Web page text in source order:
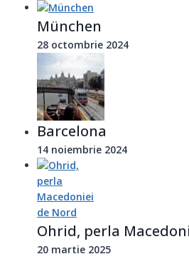
München
28 octombrie 2024
Barcelona
14 noiembrie 2024
Ohrid, perla
20 martie 2025